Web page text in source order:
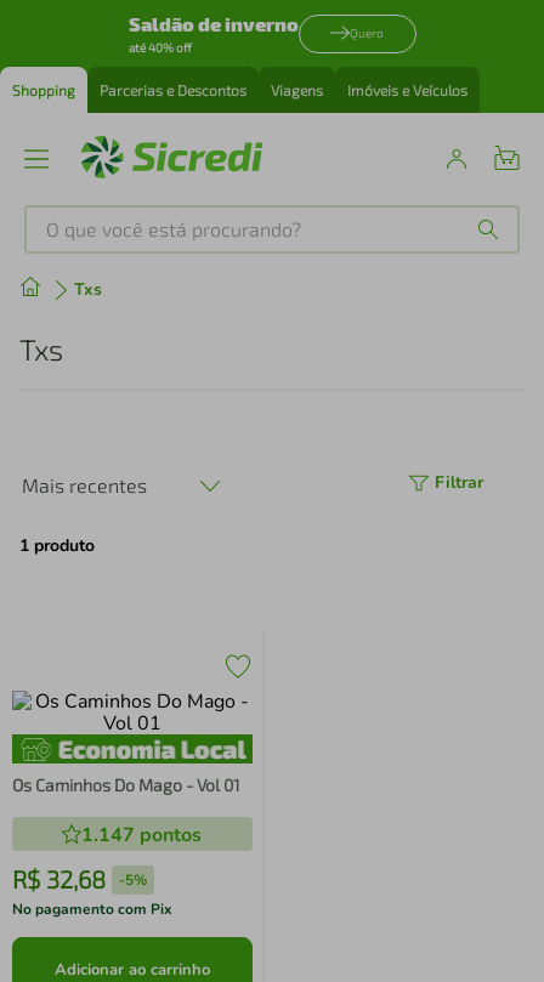
Saldão de inverno
até 40% off
Quero
Shopping Parcerias e Descontos Viagens Imóveis e Veículos
O que você está procurando?
Txs
Txs
Mais recentes Filtrar
1 produto
Os Caminhos Do Mago - Vol 01
1.147 pontos
R$ 32,68 -5%
No pagamento com Pix
Adicionar ao carrinho
Produtos mais buscados
perfume
4º